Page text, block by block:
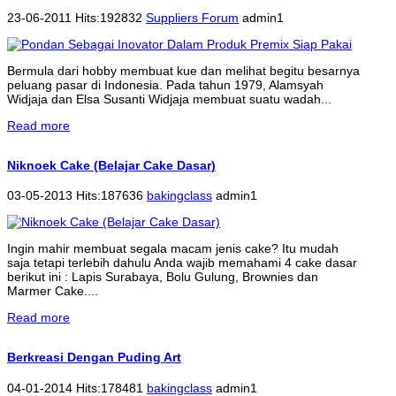
23-06-2011 Hits:192832 Suppliers Forum admin1
Bermula dari hobby membuat kue dan melihat begitu besarnya
peluang pasar di Indonesia. Pada tahun 1979, Alamsyah
Widjaja dan Elsa Susanti Widjaja membuat suatu wadah...
Read more
Niknoek Cake (Belajar Cake Dasar)
03-05-2013 Hits:187636 bakingclass admin1
Ingin mahir membuat segala macam jenis cake? Itu mudah
saja tetapi terlebih dahulu Anda wajib memahami 4 cake dasar
berikut ini : Lapis Surabaya, Bolu Gulung, Brownies dan
Marmer Cake....
Read more
Berkreasi Dengan Puding Art
04-01-2014 Hits:178481 bakingclass admin1